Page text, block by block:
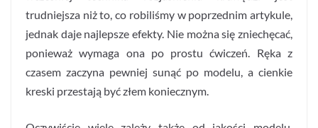
trudniejsza niż to, co robiliśmy w poprzednim artykule,
jednak daje najlepsze efekty. Nie można się zniechęcać,
ponieważ wymaga ona po prostu ćwiczeń. Ręka z
czasem zaczyna pewniej sunąć po modelu, a cienkie
kreski przestają być złem koniecznym.